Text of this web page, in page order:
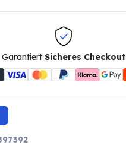
GarantiertSicheres Checkout